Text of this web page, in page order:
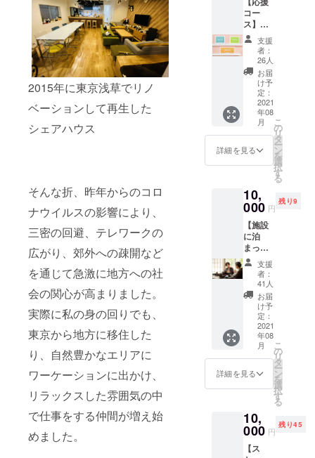
2015年に東京浅草でリノ
ベーションして再生した
シェアハウス
そんな折、昨年からのコロ
ナウイルスの影響により、
三密の回避、テレワークの
広がり、郊外への疎開など
を通じて急激に地方への社
会の関心が高まりました。
実際に私の身の回りでも、
東京から地方に移住した
り、自然豊かなエリアに
ワーケーションに出かけ、
リラックスした雰囲気の中
で仕事をする仲間が増え始
めました。
ションリ
『ISOLA伊豆
高原』を立
ち上げ中。
http://www.fa
cebook.com/
shimiz30
https://twitter
.com/shimiz3
コー
ス】サ
ンクス
レター
プロ
ジェク
ト終了
後に、
心を込
めてお
礼の
メッ
セージ
をお送
りさせ
コース
です。
お気持
ちをあ
りがた
く頂戴
し、活
動資金
として
使わせ
て頂き
ます。
3,000円
以上ご
支援を
してい
ただけ
量」を
複数選
択いた
だく
支援
者：
26人
お届
け予
定：
2021
年08
月
詳細を見る
こ
の
リ
タ
ー
ン
を
選
択
す
る
10,
000 円
残り9
【施設
に泊
まって
みたい
方向
け】体
験宿泊1
泊2日
宿泊、
温泉、
夕食付
（クラ
ウド
ファン
ディン
グ限定
2021
年8月以
降のプ
レオー
支援
者：
41人
お届
け予
定：
2021
年08
月
詳細を見る
こ
の
リ
タ
ー
ン
を
選
択
す
る
10,
000 円
残り45
【ス